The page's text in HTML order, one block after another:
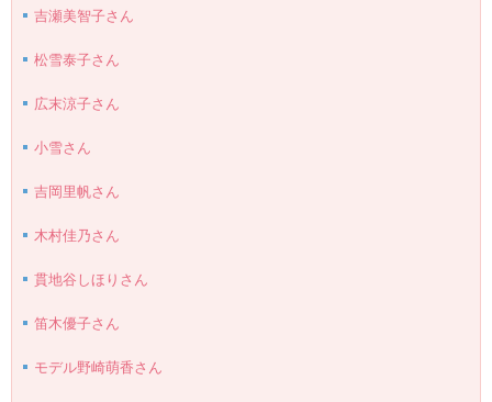
吉瀬美智子さん
松雪泰子さん
広末涼子さん
小雪さん
吉岡里帆さん
木村佳乃さん
貫地谷しほりさん
笛木優子さん
モデル野崎萌香さん